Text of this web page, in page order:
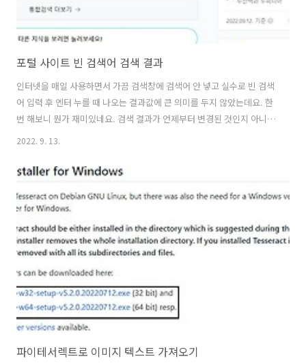
포털 사이트 빈 검색어 검색 결과
인터넷을 매일 사용하면서 가끔 검색창에 검색어 안 넣고 실수로 빈 검색
어 입력 후 엔터 누를 때 나오는 결과값에 큰 의미를 두지 않았는데요. 한
번 해보니 뭔가 재미있네요. 검색 결과가 언제부터 변경된 것인지 아니면
원래 이렇게 보여줬는지는 모르겠지만 포털사이트 마다 한번 정리해봤
에서 새로 고침을 하면 계속 변하면서 새로운 지식이 랜덤하게 나오네요.
사용이 많이 줄었었는데 재미있는 지식이 많아서 가끔 누르고 있을 것 같
나오는 우측에 검색어 없이 입력하면 찾아주세요가 나옵니다. 아래 경찰
청 사이트에서..
2022. 9. 13.
파이테서렉트로 이미지 텍스트 가져오기